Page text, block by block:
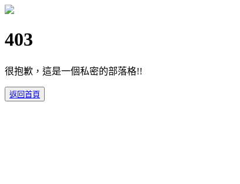
403
很抱歉，這是一個私密的部落格!!
返回首頁